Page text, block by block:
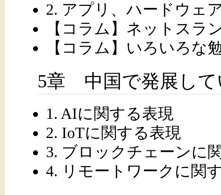
2. アプリ、ハードウェ
【コラム】ネットスラ
【コラム】いろいろな
5章 中国で発展して
1. AIに関する表現
2. IoTに関する表現
3. ブロックチェーンに
4. リモートワークに関